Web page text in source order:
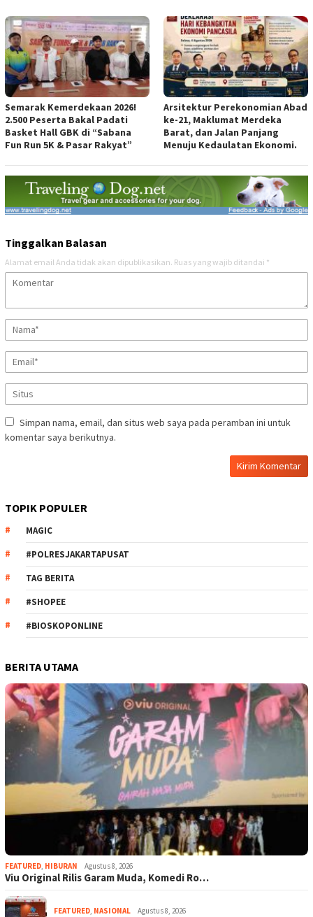
Semarak Kemerdekaan 2026!
2.500 Peserta Bakal Padati
Basket Hall GBK di “Sabana
Fun Run 5K & Pasar Rakyat”
Arsitektur Perekonomian Abad
ke-21, Maklumat Merdeka
Barat, dan Jalan Panjang
Menuju Kedaulatan Ekonomi.
Tinggalkan Balasan
Alamat email Anda tidak akan dipublikasikan. Ruas yang wajib ditandai *
Simpan nama, email, dan situs web saya pada peramban ini untuk
komentar saya berikutnya.
TOPIK POPULER
MAGIC
#POLRESJAKARTAPUSAT
TAG BERITA
#SHOPEE
#BIOSKOPONLINE
BERITA UTAMA
FEATURED HIBURAN Agustus 8, 2026
Viu Original Rilis Garam Muda, Komedi Ro…
FEATURED NASIONAL Agustus 8, 2026